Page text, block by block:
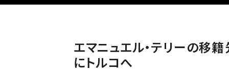
エマニュエル・テリーの移
にトルコへ